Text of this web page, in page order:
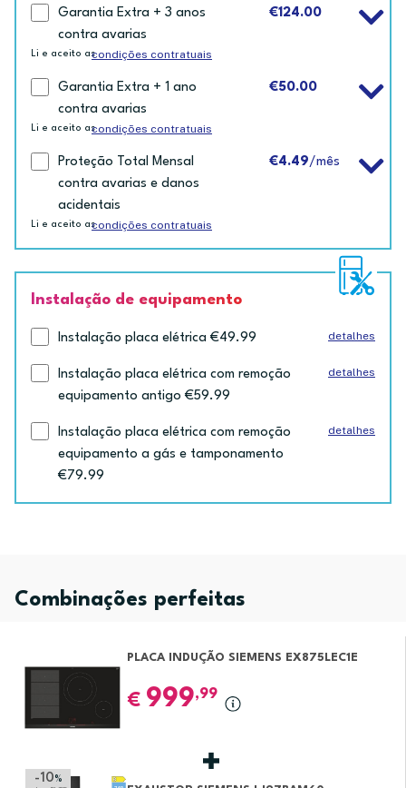
Garantia Extra + 3 anos
contra avarias
€124.00
Li e aceito ascondições contratuais
Garantia Extra + 1 ano
contra avarias
€50.00
Li e aceito ascondições contratuais
Proteção Total Mensal
contra avarias e danos
acidentais
€4.49/mês
Li e aceito ascondições contratuais
Instalação de equipamento
Instalação placa elétrica €49.99 detalhes
Instalação placa elétrica com remoção
equipamento antigo €59.99
detalhes
Instalação placa elétrica com remoção
equipamento a gás e tamponamento
€79.99
detalhes
Combinações perfeitas
PLACA INDUÇÃO SIEMENS EX875LEC1E
€ 999,99
-10 %